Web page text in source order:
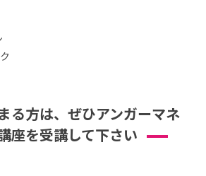
る方は、ぜひアンガーマネ
座を受講して下さい